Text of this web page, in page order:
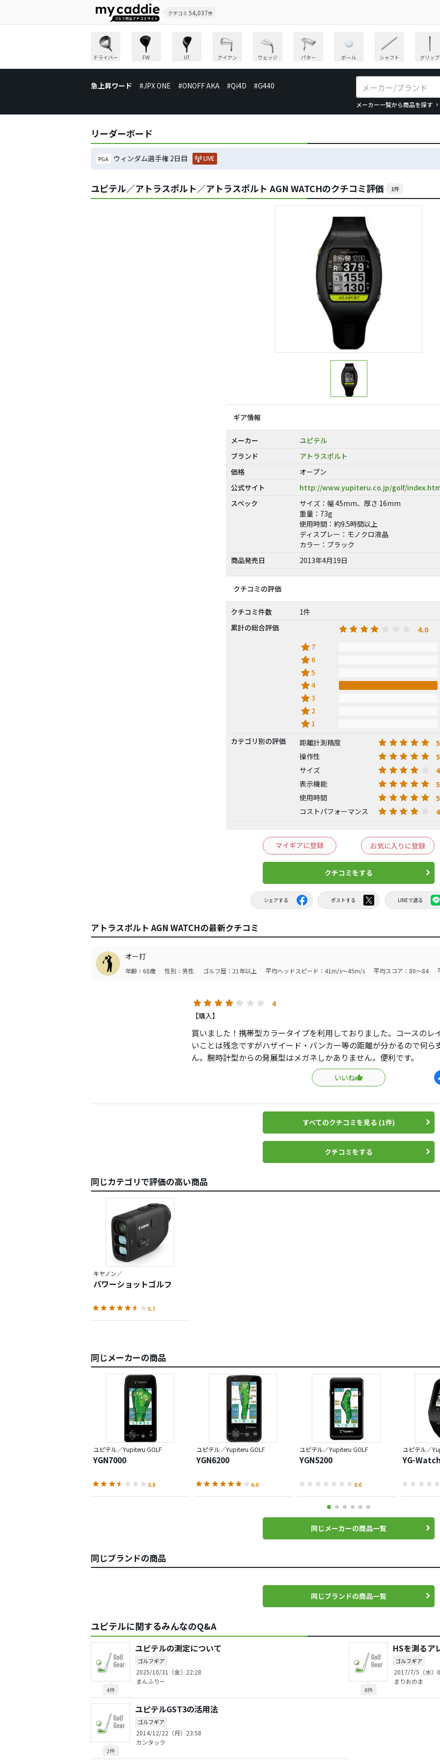
クチコミ 54,037件
ドライバー FW UT アイアン ウェッジ パター ボール シャフト グリップ
急上昇ワード #JPX ONE #ONOFF AKA #Qi4D #G440
メーカー一覧から商品を探す
リーダーボード
PGA ウィンダム選手権 2日目 LIVE
ユピテル／アトラスポルト／アトラスポルト AGN WATCHのクチコミ評価 1件
ギア情報
メーカー
ユピテル
ブランド
アトラスポルト
価格
オープン
公式サイト
http://www.yupiteru.co.jp/golf/
スペック
サイズ：幅 45mm、厚さ 16mm
重量：73g
使用時間：約9.5時間以上
ディスプレー：モノクロ液晶
カラー：ブラック
商品発売日
2013年4月19日
クチコミの評価
クチコミ件数
1件
累計の総合評価
4.0
star 7
star 6
star5
star4
star3
star 2
star 1
カテゴリ別の評価
距離計測精度
操作性
サイズ
表示機能
使用時間
コストパフォーマンス
マイギアに登録 お気に入りに登録
クチコミをする
シェアする ポストする LINEで送る
アトラスポルト AGN WATCHの最新クチコミ
オー打
年齢：68歳 性別：男性 ゴルフ歴：21年以上 平均ヘッドスピード：41m/s～45m/s 平均スコア：80～84
4
【購入】
買いました！携帯型カラータイプを利用しておりました。コースのレ
いことは残念ですがハザイード・バンカー等の距離が分かるので何ら
ん。腕時計型からの発展型はメガネしかありません。便利です。
いいね
すべてのクチコミを見る (1件)
クチコミをする
同じカテゴリで評価の高い商品
キヤノン／
パワーショットゴルフ
5.7
同じメーカーの商品
ユピテル／Yupiteru GOLF
YGN7000
3.8
ユピテル／Yupiteru GOLF
YGN6200
6.0
ユピテル／Yupiteru GOLF
YGN5200
0.0
ユピテル／
YG-
同じメーカーの商品一覧
同じブランドの商品
同じブランドの商品一覧
ユピテルに関するみんなのQ&A
4件
ユピテルの測定について
ゴルフギア
2025/10/31（金）22:28
まんふりー
8件
HSを測るア
ゴルフギア
2017/7/5（水）
まりおのま
2件
ユピテルGST3の活用法
ゴルフギア
2014/12/22（月）23:58
カンタック